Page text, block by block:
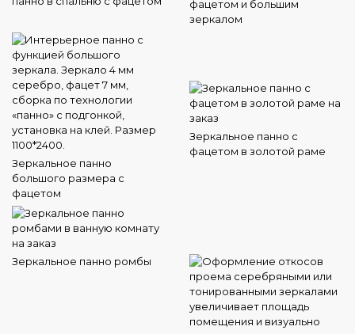
фацетом и большим
зеркалом
Зеркальное панно
большого размера с
фацетом
Зеркальное панно с
фацетом в золотой раме
Зеркальное панно ромбы